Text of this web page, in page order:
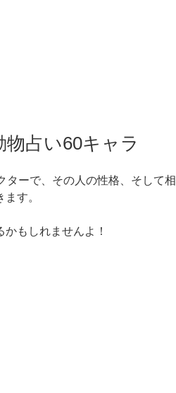
占い60キャラ
ターで、その人の性格、そして相
す。
もしれませんよ！